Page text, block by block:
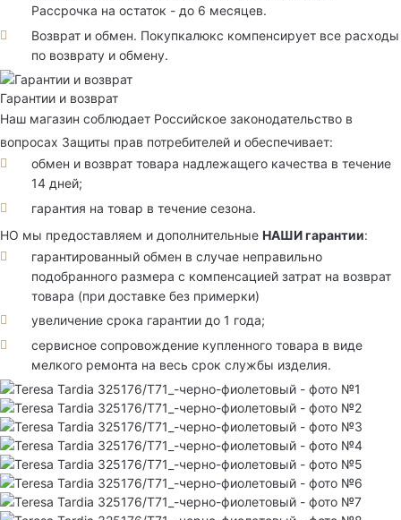
Рассрочка на остаток - до 6 месяцев.
Возврат и обмен. Покупкалюкс компенсирует все расходы
по возврату и обмену.
Гарантии и возврат
Наш магазин соблюдает Российское законодательство в
вопросах Защиты прав потребителей и обеспечивает:
обмен и возврат товара надлежащего качества в течение
14 дней;
гарантия на товар в течение сезона.
НО мы предоставляем и дополнительные НАШИ гарантии:
гарантированный обмен в случае неправильно
подобранного размера с компенсацией затрат на возврат
товара (при доставке без примерки)
увеличение срока гарантии до 1 года;
сервисное сопровождение купленного товара в виде
мелкого ремонта на весь срок службы изделия.